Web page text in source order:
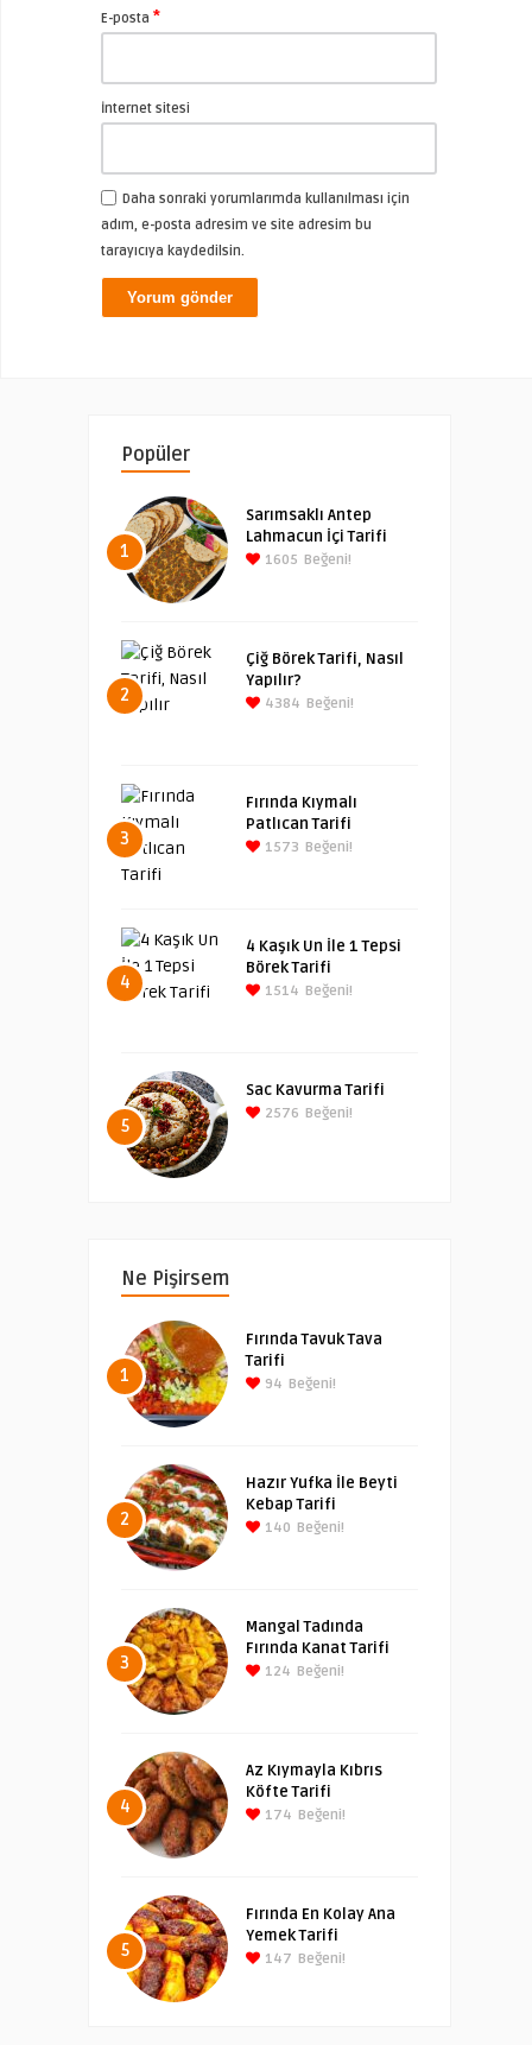
E-posta *
İnternet sitesi
Daha sonraki yorumlarımda kullanılması için
adım, e-posta adresim ve site adresim bu
tarayıcıya kaydedilsin.
Popüler
1
Sarımsaklı Antep
Lahmacun İçi Tarifi
1605 Beğeni!
2
Çiğ Börek Tarifi, Nasıl
Yapılır?
4384 Beğeni!
3
Fırında Kıymalı
Patlıcan Tarifi
1573 Beğeni!
4
4 Kaşık Un İle 1 Tepsi
Börek Tarifi
1514 Beğeni!
5
Sac Kavurma Tarifi
2576 Beğeni!
Ne Pişirsem
1
Fırında Tavuk Tava
Tarifi
94 Beğeni!
2
Hazır Yufka İle Beyti
Kebap Tarifi
140 Beğeni!
3
Mangal Tadında
Fırında Kanat Tarifi
124 Beğeni!
4
Az Kıymayla Kıbrıs
Köfte Tarifi
174 Beğeni!
5
Fırında En Kolay Ana
Yemek Tarifi
147 Beğeni!